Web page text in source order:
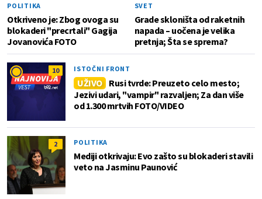
POLITIKA
Otkriveno je: Zbog ovoga su
blokaderi "precrtali" Gagija
Jovanovića FOTO
SVET
Grade skloništa od raketnih
napada – uočena je velika
pretnja; Šta se sprema?
10 ISTOČNI FRONT
UŽIVO
Rusi tvrde: Preuzeto celo mesto;
Jezivi udari, "vampir" razvaljen; Za dan više
od 1.300 mrtvih FOTO/VIDEO
2 POLITIKA
Mediji otkrivaju: Evo zašto su blokaderi stavili
veto na Jasminu Paunović